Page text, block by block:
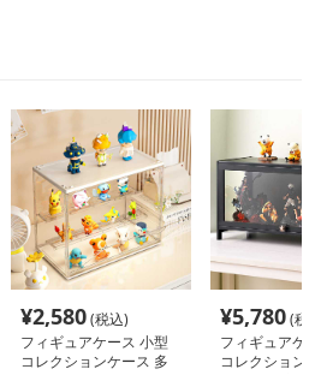
¥2,580(税込)
フィギュアケース 小型
コレクションケース 多
¥5,780(税
フィギュアケ
コレクション